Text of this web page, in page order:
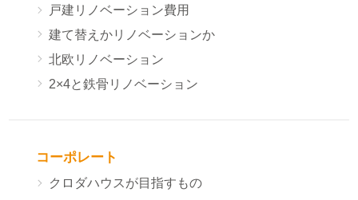
戸建リノベーション費用
建て替えかリノベーションか
北欧リノベーション
2×4と鉄骨リノベーション
コーポレート
クロダハウスが目指すもの